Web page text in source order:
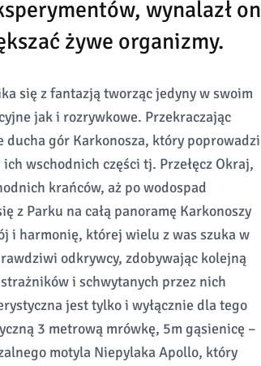
wynalazł on
żywe organizmy.
się z fantazją tworząc jedyny w swoim
jak i rozrywkowe. Przekraczając
gór Karkonosza, który poprowadzi
wschodnich części tj. Przełęcz Okraj,
krańców, aż po wodospad
z Parku na całą panoramę Karkonoszy
i harmonię, której wielu z was szuka w
odkrywcy, zdobywając kolejną
i schwytanych przez nich
jest tylko i wyłącznie dla tego
3 metrową mrówkę, 5m gąsienicę –
motyla Niepylaka Apollo, który